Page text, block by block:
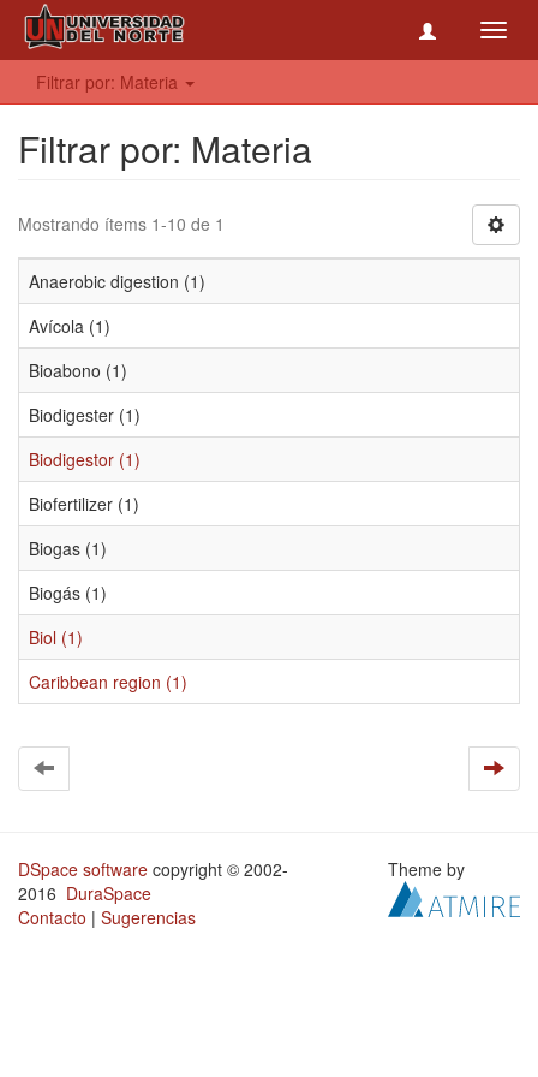
Filtrar por: Materia
Filtrar por: Materia
Mostrando ítems 1-10 de 1
Anaerobic digestion (1)
Avícola (1)
Bioabono (1)
Biodigester (1)
Biodigestor (1)
Biofertilizer (1)
Biogas (1)
Biogás (1)
Biol (1)
Caribbean region (1)
DSpace software copyright © 2002-
2016 DuraSpace
Contacto | Sugerencias
Theme by